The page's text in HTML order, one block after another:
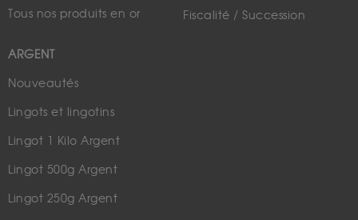
Tous nos produits en or
ARGENT
Nouveautés
Lingots et lingotins
Lingot 1 Kilo Argent
Lingot 500g Argent
Lingot 250g Argent
Fiscalité / Succession